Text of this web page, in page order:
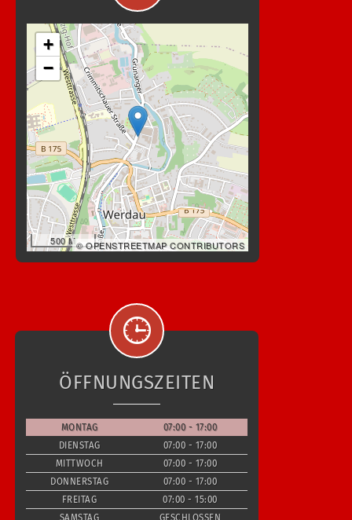
+
−
500 M© OPENSTREETMAP CONTRIBUTORS
ÖFFNUNGSZEITEN
MONTAG
07:00 - 17:00
DIENSTAG
07:00 - 17:00
MITTWOCH
07:00 - 17:00
DONNERSTAG
07:00 - 17:00
FREITAG
07:00 - 15:00
SAMSTAG
GESCHLOSSEN